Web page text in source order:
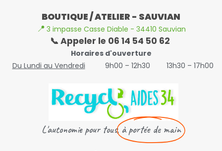
BOUTIQUE / ATELIER - SAUVIAN
📍 3 impasse Casse Diable - 34410 Sauvian
📞 Appeler le 06 14 54 50 62
Horaires d'ouverture
Du Lundi au Vendredi
9h00 – 12h30 13h30 – 17h00
L'autonomie pour tous,à portée de main